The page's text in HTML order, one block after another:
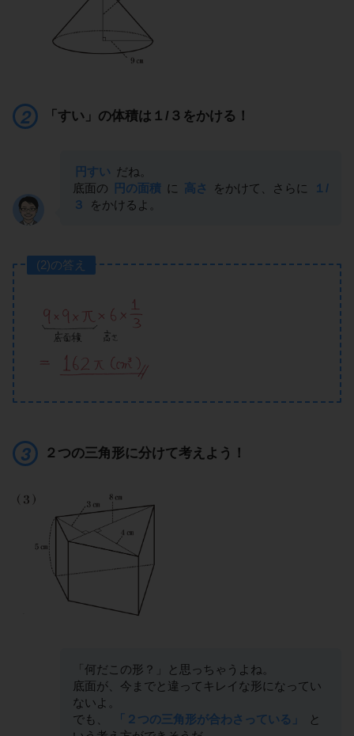
「すい」の体積は１/３をかける！
円すい
だね。
底面の
円の面積 に 高さ をかけて、さらに
１/
３
をかけるよ。
(2)の答え
２つの三角形に分けて考えよう！
「何だこの形？」と思っちゃうよね。
底面が、今までと違ってキレイな形になってい
ないよ。
でも、
「２つの三角形が合わさっている」
と